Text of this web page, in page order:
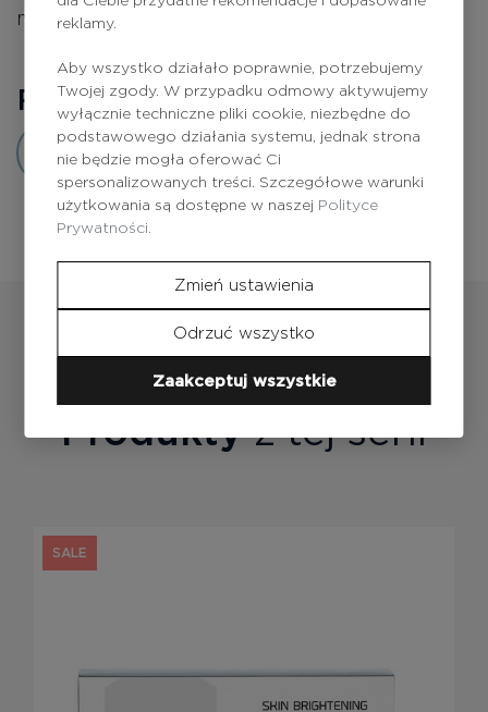
mineralnych
Recenzje0
Dodaj opinię
Produktyz tej serii
SALE
reklamy.
Aby wszystko działało poprawnie, potrzebujemy
Twojej zgody. W przypadku odmowy aktywujemy
wyłącznie techniczne pliki cookie, niezbędne do
podstawowego działania systemu, jednak strona
nie będzie mogła oferować Ci
spersonalizowanych treści. Szczegółowe warunki
użytkowania są dostępne w naszej Polityce
Prywatności.
Zmień ustawienia
Odrzuć wszystko
Zaakceptuj wszystkie